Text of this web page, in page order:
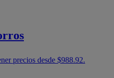
precios desde $988.92.